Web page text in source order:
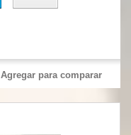
Agregar para comparar